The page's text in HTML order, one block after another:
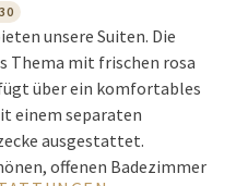
unsere Suiten. Die
Thema mit frischen rosa
über ein komfortables
einem separaten
ausgestattet.
offenen Badezimmer